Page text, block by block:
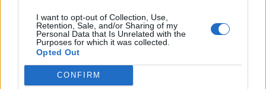
I want to opt-out of Collection, Use,
Retention, Sale, and/or Sharing of my
Personal Data that Is Unrelated with the
Purposes for which it was collected.
Opted Out
CONFIRM
MÁR ELŐFIZETŐNK VAGY?BEJELENTKEZÉS